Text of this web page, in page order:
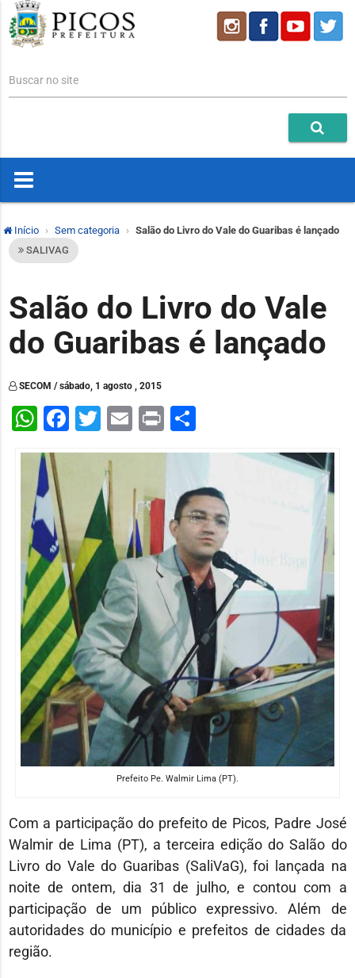
Buscar no site
Início Sem categoria
Salão do Livro do Vale do Guaribas é lançado
SALIVAG
Salão do Livro do Vale
do Guaribas é lançado
SECOM / sábado, 1 agosto , 2015
WhatsApp
Facebook
Twitter
Email
PrintShare
Prefeito Pe. Walmir Lima (PT).
Com a participação do prefeito de Picos, Padre José
Walmir de Lima (PT), a terceira edição do Salão do
Livro do Vale do Guaribas (SaliVaG), foi lançada na
noite de ontem, dia 31 de julho, e contou com a
participação de um público expressivo. Além de
autoridades do município e prefeitos de cidades da
região.